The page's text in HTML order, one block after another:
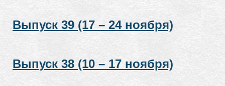
Выпуск 39 (17 – 24 ноября)
Выпуск 38 (10 – 17 ноября)